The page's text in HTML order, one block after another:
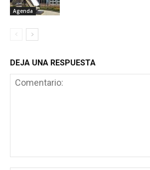
Agenda
DEJA UNA RESPUESTA